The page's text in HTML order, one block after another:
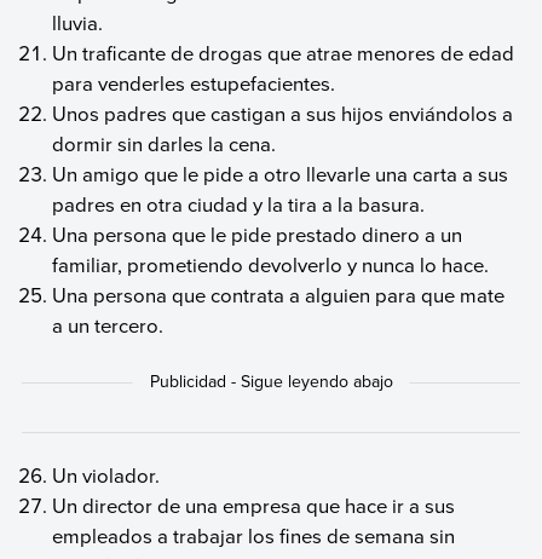
lluvia.
Un traficante de drogas que atrae menores de edad
para venderles estupefacientes.
Unos padres que castigan a sus hijos enviándolos a
dormir sin darles la cena.
Un amigo que le pide a otro llevarle una carta a sus
padres en otra ciudad y la tira a la basura.
Una persona que le pide prestado dinero a un
familiar, prometiendo devolverlo y nunca lo hace.
Una persona que contrata a alguien para que mate
a un tercero.
Un violador.
Un director de una empresa que hace ir a sus
empleados a trabajar los fines de semana sin